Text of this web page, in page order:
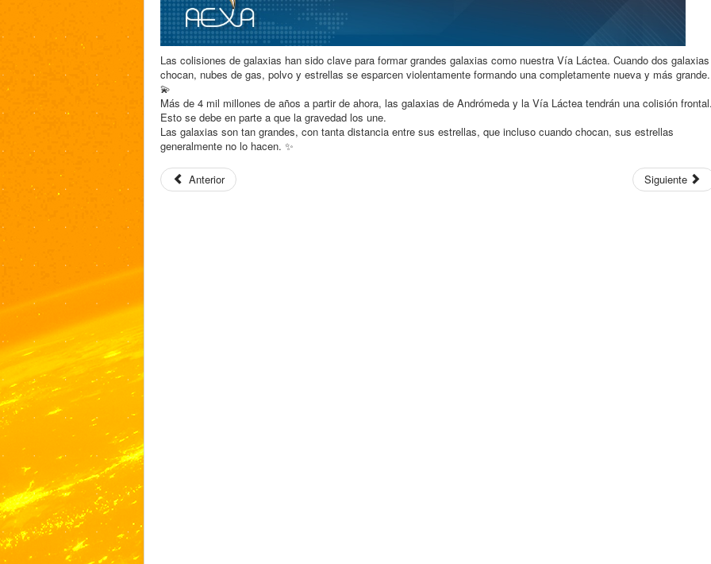
Las colisiones de galaxias han sido clave para formar grandes galaxias como nuestra Vía Láctea. Cuando dos galaxias
chocan, nubes de gas, polvo y estrellas se esparcen violentamente formando una completamente nueva y más grande.
💫
Más de 4 mil millones de años a partir de ahora, las galaxias de Andrómeda y la Vía Láctea tendrán una colisión
Esto se debe en parte a que la gravedad los une.
Las galaxias son tan grandes, con tanta distancia entre sus estrellas, que incluso cuando chocan, sus estrellas
generalmente no lo hacen. ✨
Anterior Siguiente